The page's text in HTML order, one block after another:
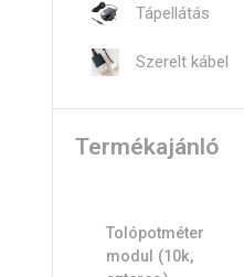
Tápellátás
Szerelt kábel
Termékajánló
Tolópotméter
modul (10k,